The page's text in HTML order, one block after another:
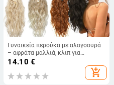
Γυναικεία περούκα με αλογοουρά
– αφράτα μαλλιά, κλιπ για
στερέωση, θερμοανθεκτική,
ευρωπαϊκό/αμερικάνικο στυλ
14.10 €
add_shopping_cart